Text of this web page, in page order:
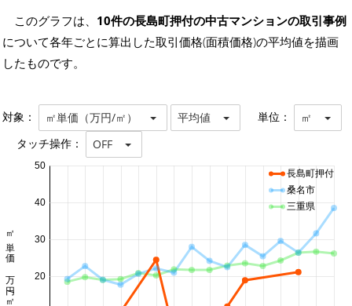
このグラフは、 10件の長島町押付の中古マンションの取引事例
について各年ごとに算出した取引価格(面積価格)の平均値を描画
したものです。
対象： ㎡単価（万円/㎡） 平均値 単位： ㎡
タッチ操作： OFF
20
30
40
50
㎡単価 万円/㎡
長島町押付
桑名市
三重県